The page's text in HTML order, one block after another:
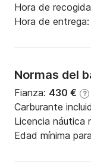
Hora de
Hora de entrega:
Normas del
Fianza: 430 € ?
Carburante
Licencia náutica
Edad mínima